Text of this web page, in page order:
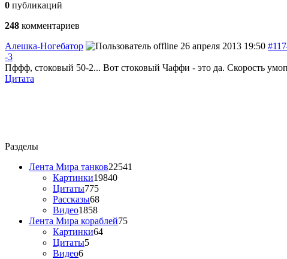
0 публикаций
248 комментариев
Алешка-Ногебатор
26 апреля 2013 19:50
-3
Пффф, стоковый 50-2... Вот стоковый Чаффи - это да. Скорость
Цитата
Разделы
Лента Мира танков22541
Картинки19840
Цитаты775
Рассказы68
Видео1858
Лента Мира кораблей75
Картинки64
Цитаты5
Видео6